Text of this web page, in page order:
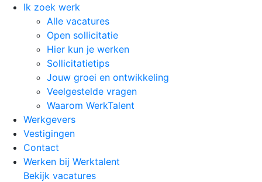
Ik zoek werk
Alle vacatures
Open sollicitatie
Hier kun je werken
Sollicitatietips
Jouw groei en ontwikkeling
Veelgestelde vragen
Waarom WerkTalent
Werkgevers
Vestigingen
Contact
Werken bij Werktalent
Bekijk vacatures